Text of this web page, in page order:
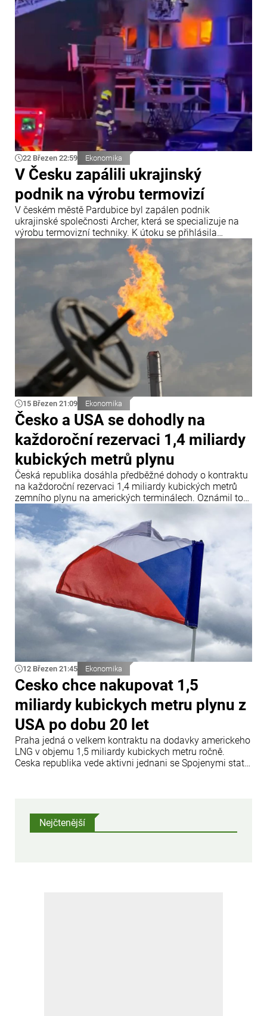
22 Březen 22:59 Ekonomika
V Česku zapálili ukrajinský
podnik na výrobu termovizí
V českém městě Pardubice byl zapálen podnik
ukrajinské společnosti Archer, která se specializuje na
výrobu termovizní techniky. K útoku se přihlásila
skupina označující se jako „pro-palestinští aktivisté“.
Informoval o tom generální ředitel společnosti Oleksandr
Jaremenko na své stránce na Facebooku.
15 Březen 21:09 Ekonomika
Česko a USA se dohodly na
každoroční rezervaci 1,4 miliardy
kubických metrů plynu
Česká republika dosáhla předběžné dohody o kontraktu
na každoroční rezervaci 1,4 miliardy kubických metrů
zemního plynu na amerických terminálech. Oznámil to
první místopředseda vlády a ministr průmyslu a
obchodu Karel Havlíček po skončení své návštěvy ve
Spojených státech.
12 Březen 21:45 Ekonomika
Cesko chce nakupovat 1,5
miliardy kubickych metru plynu z
USA po dobu 20 let
Praha jedná o velkem kontraktu na dodavky americkeho
LNG v objemu 1,5 miliardy kubickych metru ročně.
Ceska republika vede aktivni jednani se Spojenymi staty
Nejčtenější